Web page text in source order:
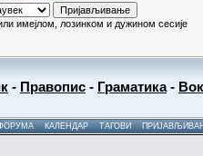
имејлом, лозинком и дужином сесије
- Правопис - Граматика-
КАЛЕНДАР ТАГОВИ